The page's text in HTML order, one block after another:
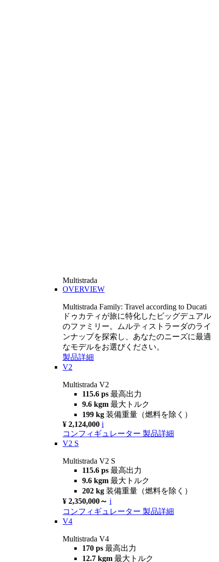
Multistrada
OVERVIEW
Multistrada Family: Travel according to Ducati
ドゥカティが旅に特化したビッグデュアル
のファミリー。ムルティストラーダのライ
ンナップを探索し、あなたのニーズに最適
なモデルをお選びください。
製品詳細
V2
Multistrada V2
115.6 ps 最高出力
9.6 kgm 最大トルク
199 kg 装備重量（燃料を除く）
¥ 2,124,000 i
コンフィギュレーター 製品詳細
V2 S
Multistrada V2 S
115.6 ps 最高出力
9.6 kgm 最大トルク
202 kg 装備重量（燃料を除く）
¥ 2,350,000～ i
コンフィギュレーター 製品詳細
V4
Multistrada V4
170 ps 最高出力
12.7 kgm 最大トルク